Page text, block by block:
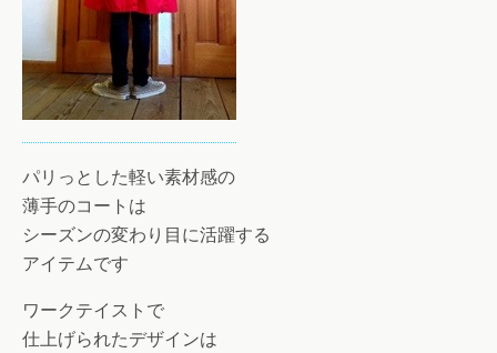
パリっとした軽い素材感の
薄手のコートは
シーズンの変わり目に活躍する
アイテムです
ワークテイストで
仕上げられたデザインは